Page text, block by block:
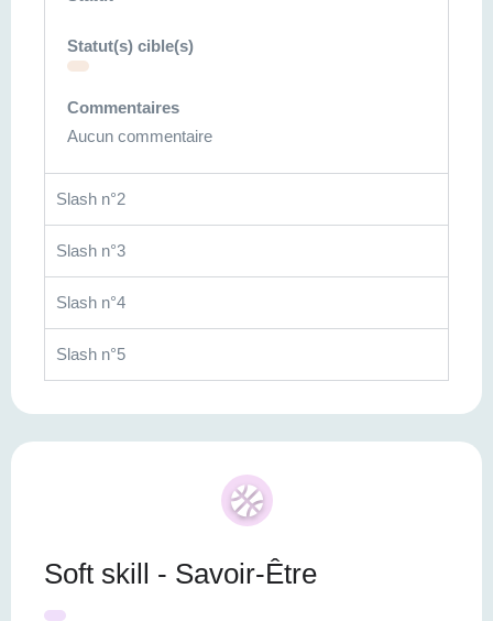
Statut(s) cible(s)
Commentaires
Aucun commentaire
Slash n°2
Slash n°3
Slash n°4
Slash n°5
Soft skill - Savoir-Être